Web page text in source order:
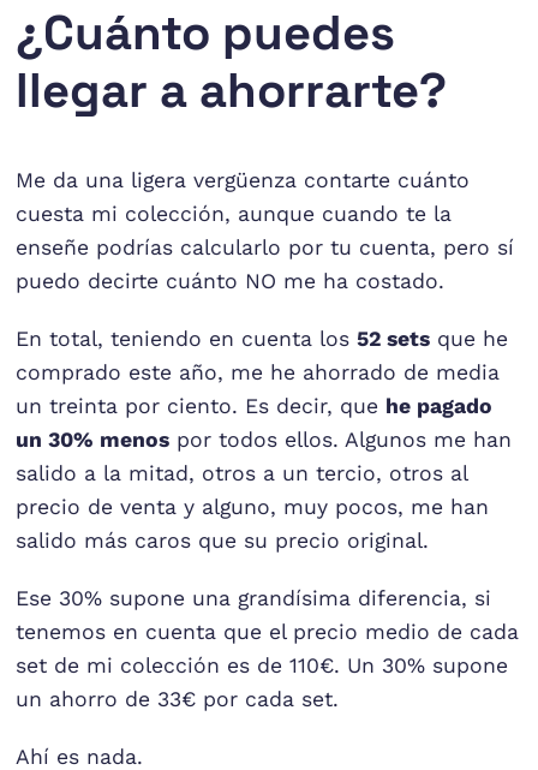
¿Cuánto puedes
llegar a ahorrarte?
Me da una ligera vergüenza contarte cuánto
cuesta mi colección, aunque cuando te la
enseñe podrías calcularlo por tu cuenta, pero sí
puedo decirte cuánto NO me ha costado.
En total, teniendo en cuenta los52 sets que he
comprado este año, me he ahorrado de media
un treinta por ciento. Es decir, que he pagado
un 30% menos por todos ellos. Algunos me han
salido a la mitad, otros a un tercio, otros al
precio de venta y alguno, muy pocos, me han
salido más caros que su precio original.
Ese 30% supone una grandísima diferencia, si
tenemos en cuenta que el precio medio de cada
set de mi colección es de 110€. Un 30% supone
un ahorro de 33€ por cada set.
Ahí es nada.